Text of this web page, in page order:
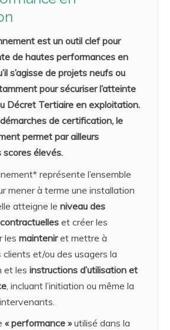
est un outil clef pour
de hautes performances en
s’agisse de projets neufs ou
pour sécuriser l’atteinte
Décret Tertiaire en exploitation.
de certification, le
permet par ailleurs
scores élevés.
représente l’ensemble
mener à terme une installation
atteigne le niveau des
et créer les
les mainteniret mettre à
et/ou des usagers la
et les instructions d’utilisation et
, incluant l’initiation ou même la
« performance »utilisé dans la